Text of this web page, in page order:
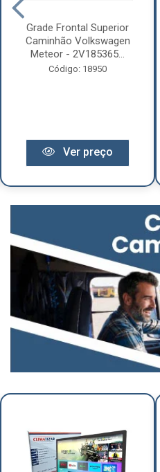
Grade Frontal Superior
Caminhão Volkswagen
Meteor - 2V185365...
Código: 18950
Ver preço